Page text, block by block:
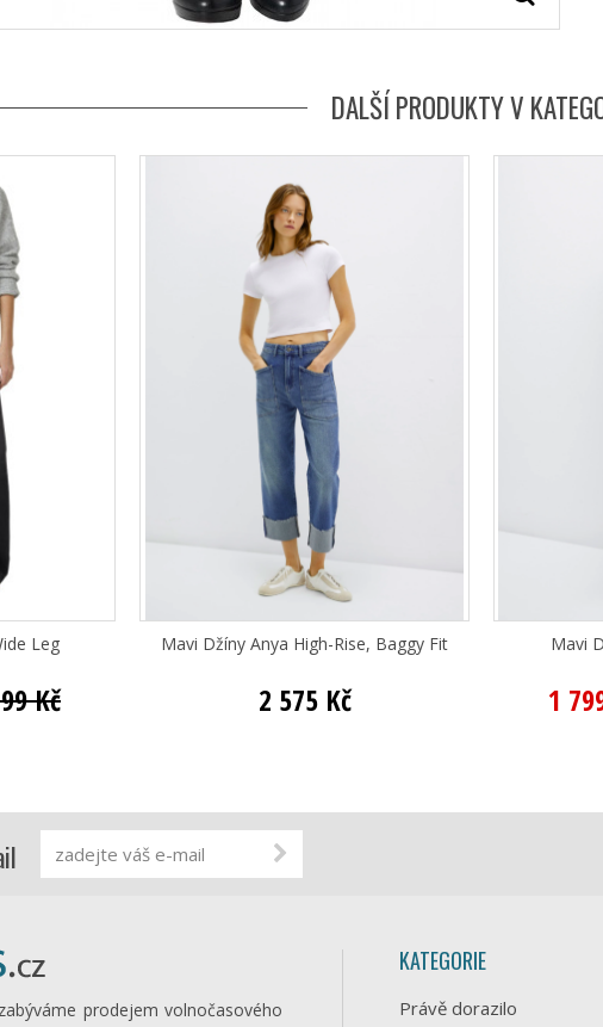
DALŠÍ PRODUKTY V
Leg
Kč
Mavi Džíny Anya High-Rise, Baggy Fit
2 575 Kč
Mavi
1
prodejem volnočasového
KATEGORIE
Právě dorazilo